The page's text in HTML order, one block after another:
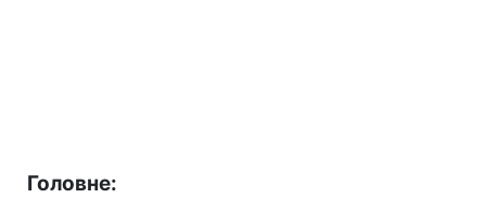
Головне: